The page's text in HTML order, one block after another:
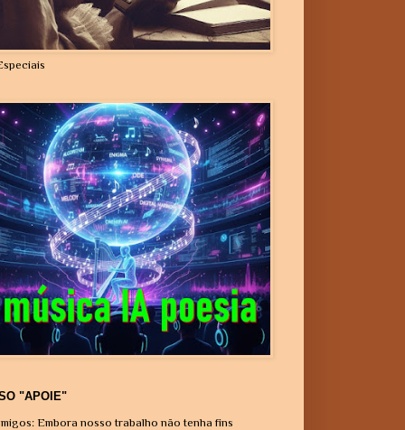
"APOIE"
Embora nosso trabalho não tenha fins